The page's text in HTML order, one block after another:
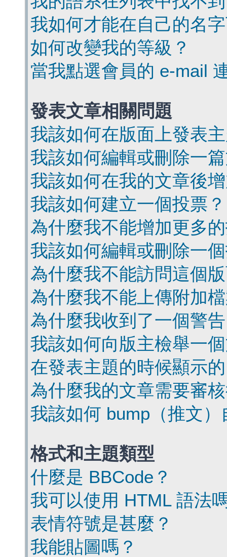
我如何才能在自己的名
如何改變我的等級？
當我點選會員的 e-mail
發表文章相關問題
我該如何在版面上發表
我該如何編輯或刪除一
我該如何在我的文章後
我該如何建立一個投票？
為什麼我不能增加更多
我該如何編輯或刪除一
為什麼我不能訪問這個
為什麼我不能上傳附加
為什麼我收到了一個警
我該如何向版主檢舉一
在發表主題的時候顯示
為什麼我的文章需要審
我該如何 bump（推文
格式和主題類型
什麼是 BBCode？
我可以使用 HTML 語法
表情符號是甚麼？
我能貼圖嗎？